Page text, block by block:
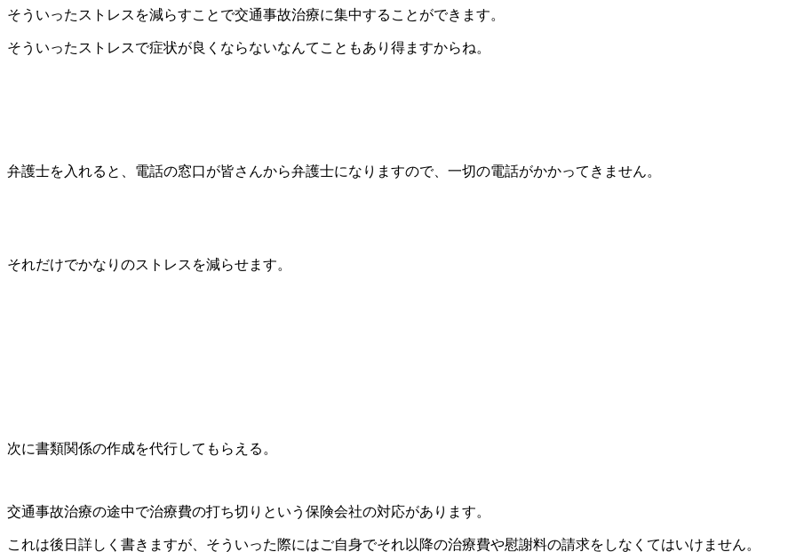
そういったストレスを減らすことで交通事故治療に集中することができます。
そういったストレスで症状が良くならないなんてこともあり得ますからね。
弁護士を入れると、電話の窓口が皆さんから弁護士になりますので、一切の電話がかかってきません。
それだけでかなりのストレスを減らせます。
次に書類関係の作成を代行してもらえる。
交通事故治療の途中で治療費の打ち切りという保険会社の対応があります。
これは後日詳しく書きますが、そういった際にはご自身でそれ以降の治療費や慰謝料の請求をしなくてはいけません。